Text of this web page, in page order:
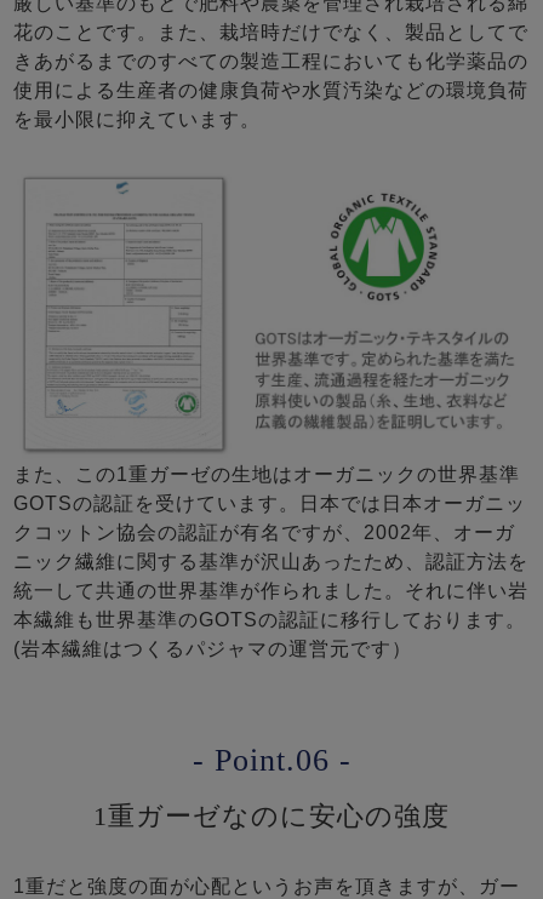
花のことです。また、栽培時だけでなく、製品としてで
きあがるまでのすべての製造工程においても化学薬品の
使用による生産者の健康負荷や水質汚染などの環境負荷
を最小限に抑えています。
また、この1重ガーゼの生地はオーガニックの世界基準
GOTSの認証を受けています。日本では日本オーガニッ
クコットン協会の認証が有名ですが、2002年、オーガ
ニック繊維に関する基準が沢山あったため、認証方法を
統一して共通の世界基準が作られました。それに伴い岩
本繊維も世界基準のGOTSの認証に移行しております。
(岩本繊維はつくるパジャマの運営元です）
- Point.06 -
1重ガーゼなのに安心の強度
1重だと強度の面が心配というお声を頂きますが、ガー